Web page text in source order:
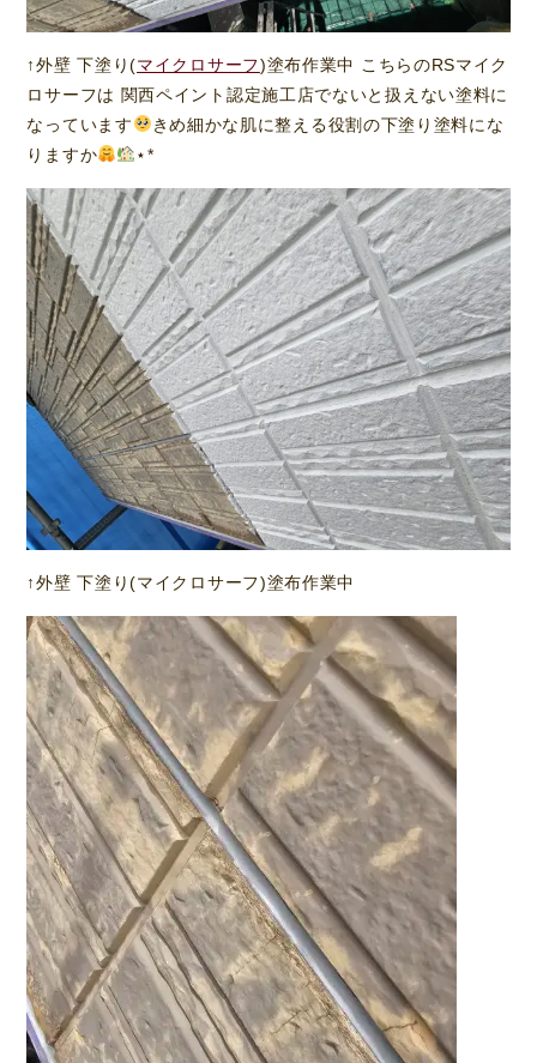
↑外壁 下塗り(マイクロサーフ)塗布作業中 こちらのRSマイク
ロサーフは 関西ペイント認定施工店でないと扱えない塗料に
なっています
きめ細かな肌に整える役割の下塗り塗料にな
りますか
⋆*
↑外壁 下塗り(マイクロサーフ)塗布作業中